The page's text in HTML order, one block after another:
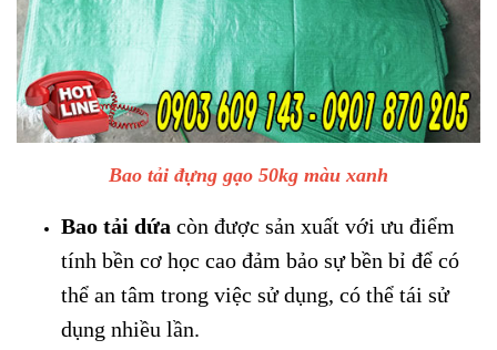
Bao tải đựng gạo 50kg màu xanh
Bao tải dứa còn được sản xuất với ưu điểm
tính bền cơ học cao đảm bảo sự bền bỉ để có
thể an tâm trong việc sử dụng, có thể tái sử
dụng nhiều lần.